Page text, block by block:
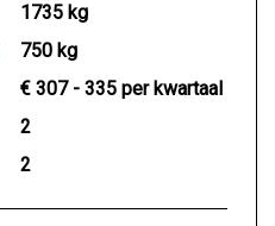
1735 kg
750 kg
€ 307 - 335 per kwartaal
2
2